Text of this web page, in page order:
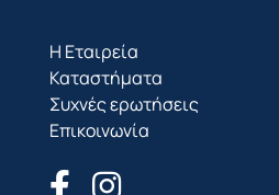
Η Εταιρεία
Καταστήματα
Συχνές ερωτήσεις
Επικοινωνία